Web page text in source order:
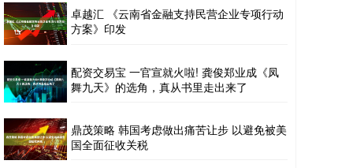
卓越汇 《云南省金融支持民营企业专项行动
方案》印发
配资交易宝 一官宣就火啦! 龚俊郑业成《凤
舞九天》的选角，真从书里走出来了
鼎茂策略 韩国考虑做出痛苦让步 以避免被美
国全面征收关税